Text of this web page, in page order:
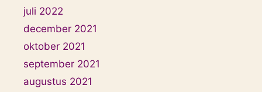
juli 2022
december 2021
oktober 2021
september 2021
augustus 2021